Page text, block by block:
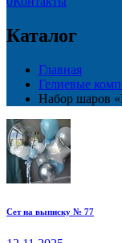
Каталог
Главная
Гелиевые
Набор шаров
Сет на выписку № 77